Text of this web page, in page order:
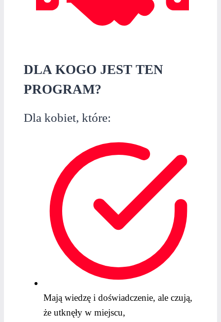
DLA KOGO JEST TEN
PROGRAM?
Dla kobiet, które:
Mają wiedzę i doświadczenie, ale czują,
że utknęły w miejscu,